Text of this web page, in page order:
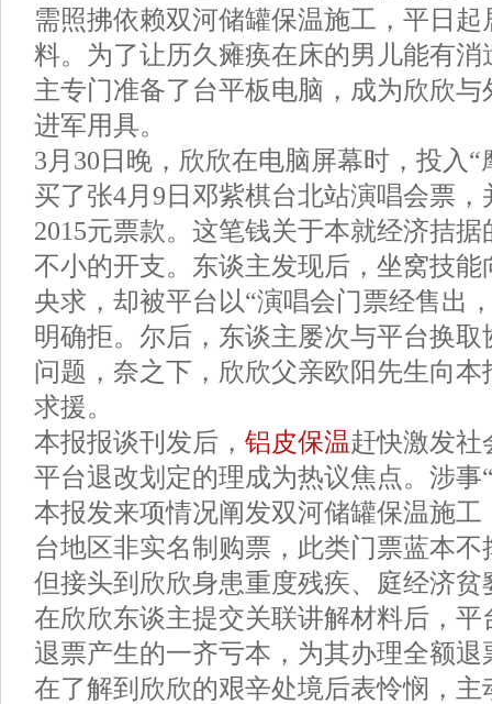
需照拂依赖双河储罐保温施工，平日
料。为了让历久瘫痪在床的男儿能有
主专门准备了台平板电脑，成为欣欣
进军用具。
3月30日晚，欣欣在电脑屏幕时，投入
买了张4月9日邓紫棋台北站演唱会票
2015元票款。这笔钱关于本就经济拮
不小的开支。东谈主发现后，坐窝技
央求，却被平台以“演唱会门票经售出
明确拒。尔后，东谈主屡次与平台换
问题，奈之下，欣欣父亲欧阳先生向本
求援。
本报报谈刊发后， 铝皮保温赶快激发社
平台退改划定的理成为热议焦点。涉事
本报发来项情况阐发双河储罐保温施
台地区非实名制购票，此类门票蓝本不
但接头到欣欣身患重度残疾、庭经济
在欣欣东谈主提交关联讲解材料后，
退票产生的一齐亏本，为其办理全额
在了解到欣欣的艰辛处境后表怜悯，